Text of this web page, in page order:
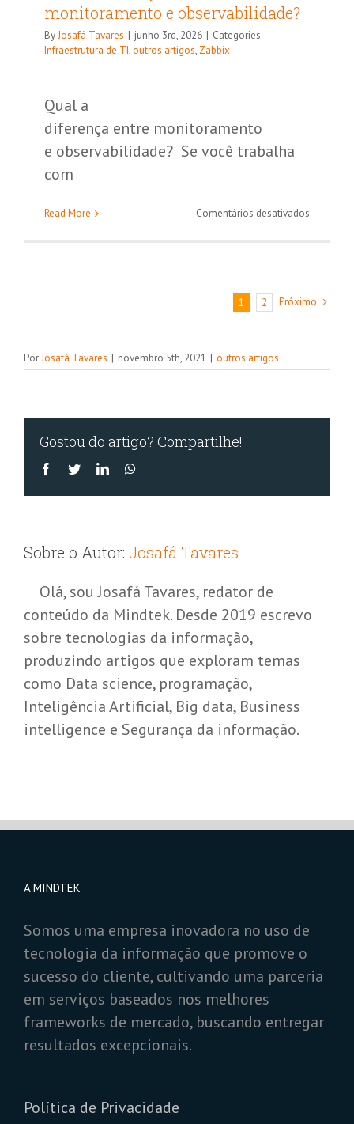
monitoramento e observabilidade?
ByJosafá Tavares | junho 3rd, 2026 | Categories:
Infraestrutura de TI,outros artigos, Zabbix
Qual a
diferença entre monitoramento
e observabilidade? Se você trabalha
com
Read More Comentários desativados
e
1 2 Próximo
PorJosafá Tavares | novembro 5th, 2021 | outros artigos
Gostou do artigo? Compartilhe!
Facebook
TwitterLinkedIn
Sobre o Autor: Josafá Tavares
Olá, sou Josafá Tavares, redator de
conteúdo da Mindtek. Desde 2019 escrevo
sobre tecnologias da informação,
produzindo artigos que exploram temas
como Data science, programação,
Inteligência Artificial, Big data, Business
intelligence e Segurança da informação.
A MINDTEK
Somos uma empresa inovadora no uso de
tecnologia da informação que promove o
sucesso do cliente, cultivando uma parceria
em serviços baseados nos melhores
frameworks de mercado, buscando entregar
resultados excepcionais.
Política de Privacidade